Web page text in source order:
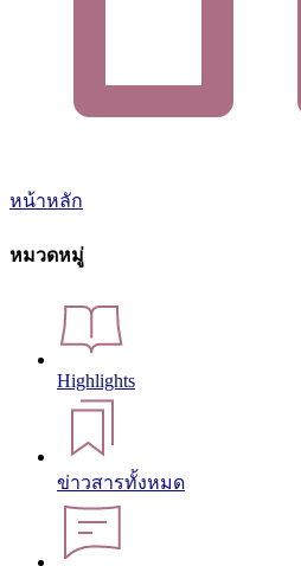
หน้าหลัก
หมวดหมู่
Highlights
ข่าวสารทั้งหมด